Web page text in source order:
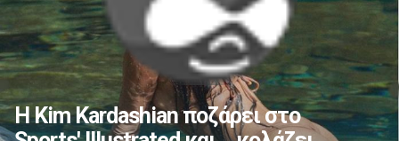
H Kim Kardashian ποζάρει στο